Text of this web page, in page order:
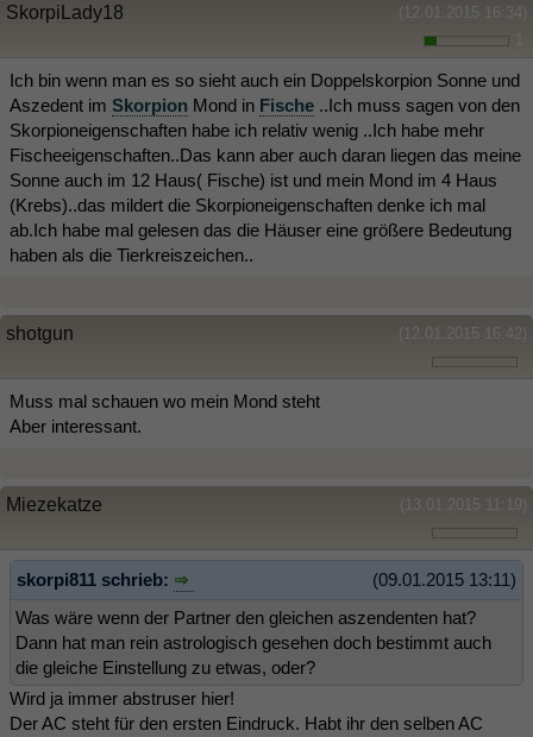
(12.01.2015 16:34)
SkorpiLady18
Ich bin wenn man es so sieht auch ein Doppelskorpion Sonne und
Aszedent im Skorpion Mond in Fische ..Ich muss sagen von den
Skorpioneigenschaften habe ich relativ wenig ..Ich habe mehr
Fischeeigenschaften..Das kann aber auch daran liegen das meine
Sonne auch im 12 Haus( Fische) ist und mein Mond im 4 Haus
(Krebs)..das mildert die Skorpioneigenschaften denke ich mal
ab.Ich habe mal gelesen das die Häuser eine größere Bedeutung
haben als die Tierkreiszeichen..
(12.01.2015 16:42)
shotgun
Muss mal schauen wo mein Mond steht
Aber interessant.
(13.01.2015 11:19)
Miezekatze
(09.01.2015 13:11)
skorpi811 schrieb:
Was wäre wenn der Partner den gleichen aszendenten hat?
Dann hat man rein astrologisch gesehen doch bestimmt auch
die gleiche Einstellung zu etwas, oder?
Wird ja immer abstruser hier!
Der AC steht für den ersten Eindruck. Habt ihr den selben AC